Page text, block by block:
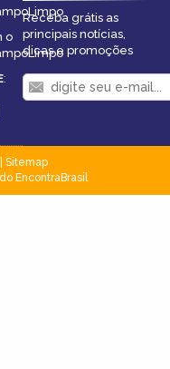
o
:
Receba grátis as
principais notícias,
dicas e promoções
Sitemap
EncontraBrasil